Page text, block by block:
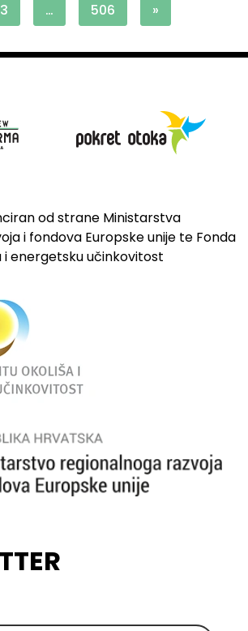
3 … 506 »
od strane Ministarstva
i fondova Europske unije te Fonda
i energetsku učinkovitost